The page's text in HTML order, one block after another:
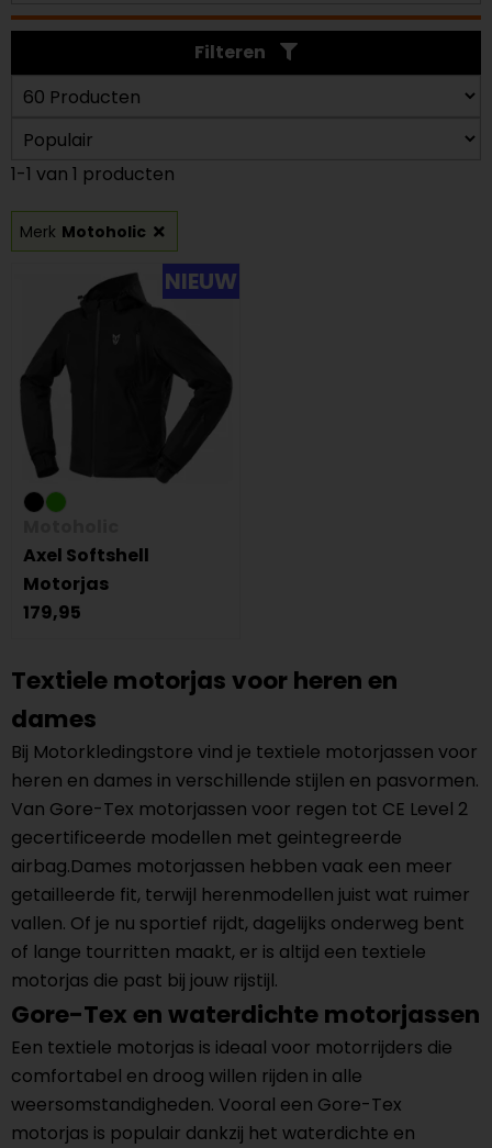
Filteren
1-1 van 1 producten
Merk Motoholic
NIEUW
Axel Softshell
Motorjas
179,95
Textiele motorjas voor heren en
dames
Bij Motorkledingstore vind je textiele motorjassen voor
heren en dames in verschillende stijlen en pasvormen.
Van Gore-Tex motorjassen voor regen tot CE Level 2
gecertificeerde modellen met geintegreerde
airbag.Dames motorjassen hebben vaak een meer
getailleerde fit, terwijl herenmodellen juist wat ruimer
vallen. Of je nu sportief rijdt, dagelijks onderweg bent
of lange tourritten maakt, er is altijd een textiele
motorjas die past bij jouw rijstijl.
Gore-Tex en waterdichte motorjassen
Een textiele motorjas is ideaal voor motorrijders die
comfortabel en droog willen rijden in alle
weersomstandigheden. Vooral een Gore-Tex
motorjas is populair dankzij het waterdichte en